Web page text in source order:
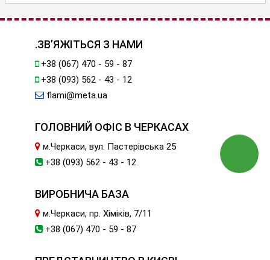
.ЗВ’ЯЖІТЬСЯ З НАМИ
+38 (067) 470 - 59 - 87
+38 (093) 562 - 43 - 12
flami@meta.ua
ГОЛОВНИЙ ОФІС В ЧЕРКАСАХ
м.Черкаси, вул. Пастерівська 25
+38 (093) 562 - 43 - 12
ВИРОБНИЧА БАЗА
м.Черкаси, пр. Хіміків, 7/11
+38 (067) 470 - 59 - 87